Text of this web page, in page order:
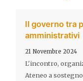
Il governo tra
amministrativi
21 Novembre 2024
L'incontro,
Ateneo a